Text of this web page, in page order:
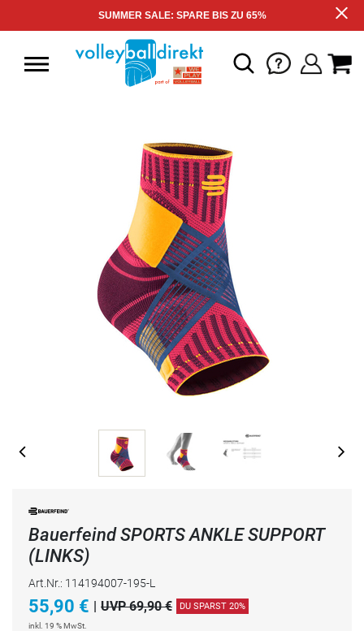
SUMMER SALE: SPARE BIS ZU 65%
Bauerfeind SPORTS ANKLE SUPPORT
(LINKS)
Art.Nr.: 114194007-195-L
55,90 € | UVP 69,90 € DU SPARST 20%
inkl. 19 % MwSt.